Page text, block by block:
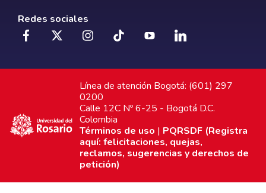
Redes sociales
Línea de atención Bogotá: (601) 297
0200
Calle 12C Nº 6-25 - Bogotá D.C.
Colombia
Términos de uso | PQRSDF (Registra
aquí: felicitaciones, quejas,
reclamos, sugerencias y derechos de
petición)